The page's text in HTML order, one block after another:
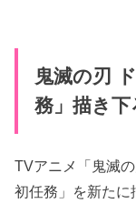
鬼滅の刃
務」描き
TVアニメ「鬼滅
初任務」を新たに